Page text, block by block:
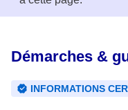
Démarches &
INFORMATIONS